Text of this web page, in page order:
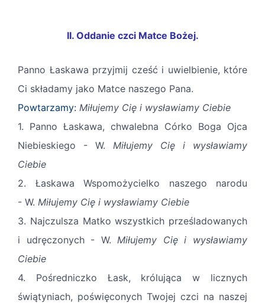
II. Oddanie czci Matce Bożej.
Panno Łaskawa przyjmij cześć i uwielbienie, które
Ci składamy jako Matce naszego Pana.
Powtarzamy: Miłujemy Cię i wysławiamy Ciebie
1. Panno Łaskawa, chwalebna Córko Boga Ojca
Niebieskiego - W. Miłujemy Cię i wysławiamy
Ciebie
2. Łaskawa Wspomożycielko naszego narodu
- W. Miłujemy Cię i wysławiamy Ciebie
3. Najczulsza Matko wszystkich prześladowanych
i udręczonych - W. Miłujemy Cię i wysławiamy
Ciebie
4. Pośredniczko Łask, królująca w licznych
świątyniach, poświęconych Twojej czci na naszej